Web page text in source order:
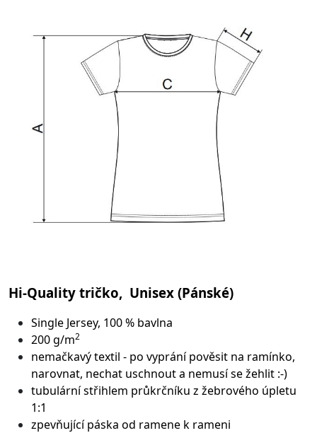
Hi-Quality tričko, Unisex (Pánské)
Single Jersey, 100 % bavlna
200 g/m2
nemačkavý textil - po vyprání pověsit na ramínko,
narovnat, nechat uschnout a nemusí se žehlit :-)
tubulární střihlem průkrčníku z žebrového úpletu
1:1
zpevňující páska od ramene k rameni